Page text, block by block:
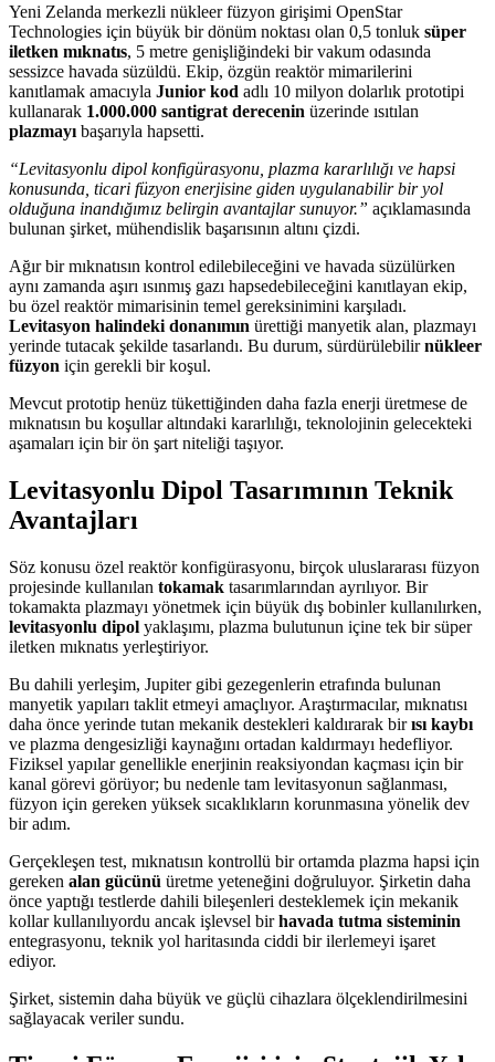
Yeni Zelanda merkezli nükleer füzyon girişimi OpenStar
Technologies için büyük bir dönüm noktası olan 0,5 tonluk süper
iletken mıknatıs, 5 metre genişliğindeki bir vakum odasında
sessizce havada süzüldü. Ekip, özgün reaktör mimarilerini
kanıtlamak amacıyla Junior kod adlı 10 milyon dolarlık prototipi
kullanarak 1.000.000 santigrat derecenin üzerinde ısıtılan
plazmayı başarıyla hapsetti.
“Levitasyonlu dipol konfigürasyonu, plazma kararlılığı ve hapsi
konusunda, ticari füzyon enerjisine giden uygulanabilir bir yol
olduğuna inandığımız belirgin avantajlar sunuyor.” açıklamasında
bulunan şirket, mühendislik başarısının altını çizdi.
Ağır bir mıknatısın kontrol edilebileceğini ve havada süzülürken
aynı zamanda aşırı ısınmış gazı hapsedebileceğini kanıtlayan ekip,
bu özel reaktör mimarisinin temel gereksinimini karşıladı.
Levitasyon halindeki donanımın ürettiği manyetik alan, plazmayı
yerinde tutacak şekilde tasarlandı. Bu durum, sürdürülebilirnükleer
füzyon için gerekli bir koşul.
Mevcut prototip henüz tükettiğinden daha fazla enerji üretmese de
mıknatısın bu koşullar altındaki kararlılığı, teknolojinin gelecekteki
aşamaları için bir ön şart niteliği taşıyor.
Levitasyonlu Dipol Tasarımının Teknik
Avantajları
Söz konusu özel reaktör konfigürasyonu, birçok uluslararası füzyon
projesinde kullanılan tokamak tasarımlarından ayrılıyor. Bir
tokamakta plazmayı yönetmek için büyük dış bobinler kullanılırken,
levitasyonlu dipol yaklaşımı, plazma bulutunun içine tek bir süper
iletken mıknatıs yerleştiriyor.
Bu dahili yerleşim, Jupiter gibi gezegenlerin etrafında bulunan
manyetik yapıları taklit etmeyi amaçlıyor. Araştırmacılar, mıknatısı
daha önce yerinde tutan mekanik destekleri kaldırarak birısı kaybı
ve plazma dengesizliği kaynağını ortadan kaldırmayı hedefliyor.
Fiziksel yapılar genellikle enerjinin reaksiyondan kaçması için bir
kanal görevi görüyor; bu nedenle tam levitasyonun sağlanması,
füzyon için gereken yüksek sıcaklıkların korunmasına yönelik dev
bir adım.
Gerçekleşen test, mıknatısın kontrollü bir ortamda plazma hapsi için
gereken alan gücünü üretme yeteneğini doğruluyor. Şirketin daha
önce yaptığı testlerde dahili bileşenleri desteklemek için mekanik
kollar kullanılıyordu ancak işlevsel birhavada tutma sisteminin
entegrasyonu, teknik yol haritasında ciddi bir ilerlemeyi işaret
ediyor.
Şirket, sistemin daha büyük ve güçlü cihazlara ölçeklendirilmesini
sağlayacak veriler sundu.